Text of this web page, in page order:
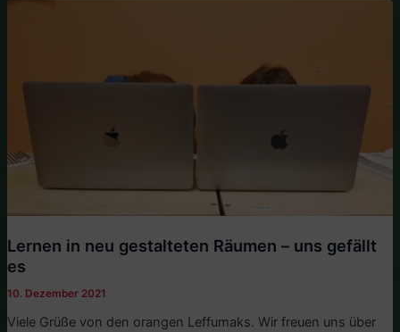
Lernen in neu gestalteten Räumen – uns gefällt
es
10. Dezember 2021
Viele Grüße von den orangen Leffumaks. Wir freuen uns über